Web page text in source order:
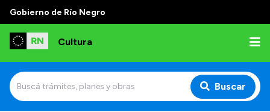
Gobierno de Río Negro
Cultura
Buscar